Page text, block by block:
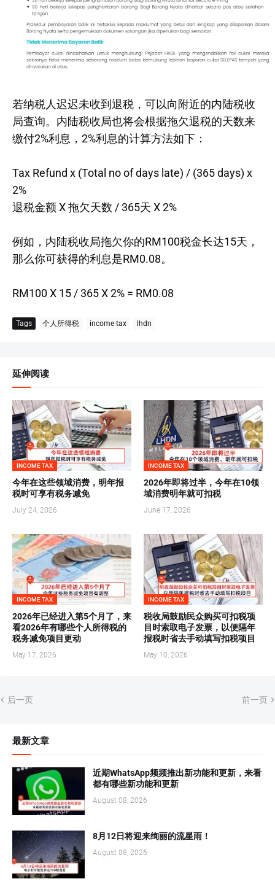
若纳税人迟迟未收到退税，可以向附近的内陆税收
局查询。内陆税收局也将会根据拖欠退税的天数来
缴付2%利息，2%利息的计算方法如下：
Tax Refund x (Total no of days late) / (365 days) x
2%
退税金额 X 拖欠天数 / 365天 X 2%
例如，内陆税收局拖欠你的RM100税金长达15天，
那么你可获得的利息是RM0.08。
RM100 X 15 / 365 X 2% = RM0.08
Tags 个人所得税 income tax lhdn
延伸阅读
INCOME TAX
今年在这些领域消费，明年报
税时可享有税务减免
July 24, 2026
INCOME TAX
2026年即将过半，今年在10领
域消费明年就可扣税
June 17, 2026
INCOME TAX
2026年已经进入第5个月了，来
看2026年有哪些个人所得税的
税务减免项目更动
May 17, 2026
INCOME TAX
税收局鼓励民众购买可扣税项
目时索取电子发票，以便隔年
报税时省去手动填写扣税项目
May 10, 2026
后一页 前一页
最新文章
近期WhatsApp频频推出新功能和更新，来看
都有哪些新功能和更新
August 08, 2026
8月12日将迎来绚丽的流星雨！
August 08, 2026